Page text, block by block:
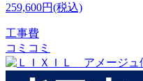
259,600円(税込)
工事費
コミコミ